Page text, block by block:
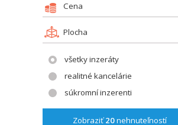
Cena
Plocha
všetky inzeráty
realitné kancelárie
súkromní inzerenti
Zobraziť20nehnuteľností